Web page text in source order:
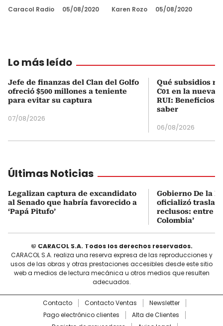
Caracol Radio 05/08/2020 Karen Rozo 05/08/2020
Lo más leído
Jefe de finanzas del Clan del Golfo
ofreció $500 millones a teniente
para evitar su captura
07/08/2026
Qué subsidios
C01 en la nueva
RUI: Beneficios
saber
06/08/2026
Últimas Noticias
Legalizan captura de excandidato
al Senado que habría favorecido a
‘Papá Pitufo’
Gobierno De la
oficializó
reclusos: entre
Colombia’
© CARACOL S.A. Todos los derechos reservados.
CARACOL S.A. realiza una reserva expresa de las reproducciones y
usos de las obras y otras prestaciones accesibles desde este sitio
web a medios de lectura mecánica u otros medios que resulten
adecuados.
Contacto Contacto Ventas
Newsletter
Pago electrónico clientes
Alta de Clientes